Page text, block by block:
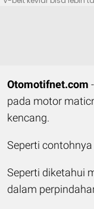
Otomotifnet.com
pada motor
kencang.
Seperti
Seperti diketahui
dalam